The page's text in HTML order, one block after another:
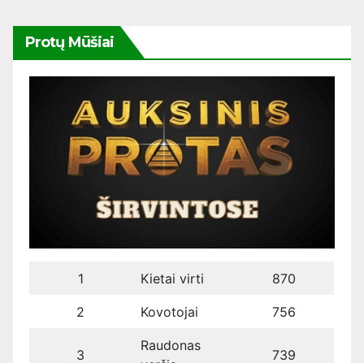
Protų Mūšiai
1 Kietai virti 870
2 Kovotojai 756
3
Raudonas
739